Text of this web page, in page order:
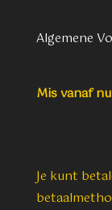
Algemene
Mis vanaf
Je kunt